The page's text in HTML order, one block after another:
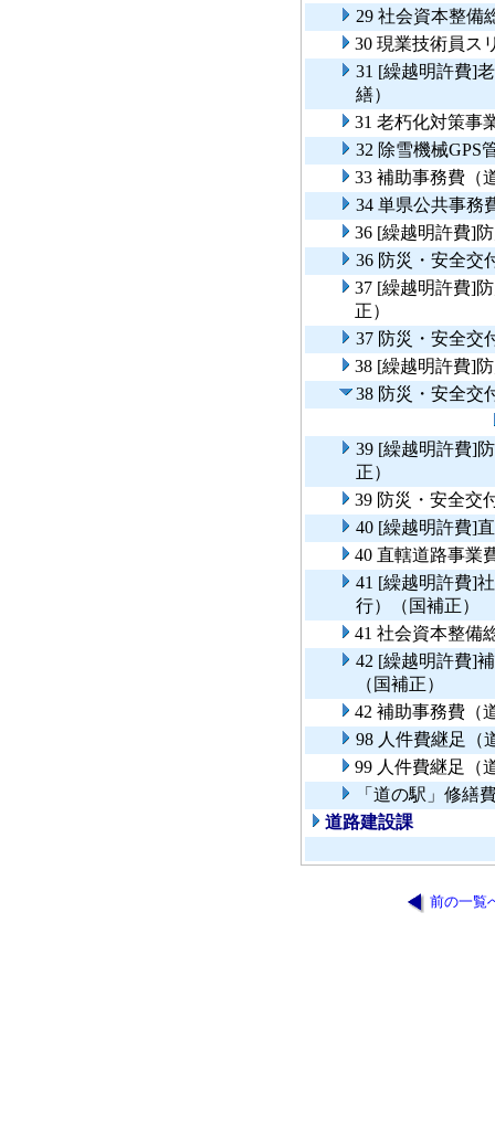
29 社会資本整備
30 現業技術員ス
31 [繰越明許費]
繕）
31 老朽化対策事
32 除雪機械GPS
33 補助事務費（
34 単県公共事務
36 [繰越明許費]
36 防災・安全交
37 [繰越明許費]
正）
37 防災・安全交
38 [繰越明許費]
38 防災・安全交
39 [繰越明許費]
正）
39 防災・安全交
40 [繰越明許費]
40 直轄道路事業
41 [繰越明許費]
行）（国補正）
41 社会資本整備
42 [繰越明許費]
（国補正）
42 補助事務費（
98 人件費継足（
99 人件費継足（
「道の駅」修繕
道路建設課
前の一覧